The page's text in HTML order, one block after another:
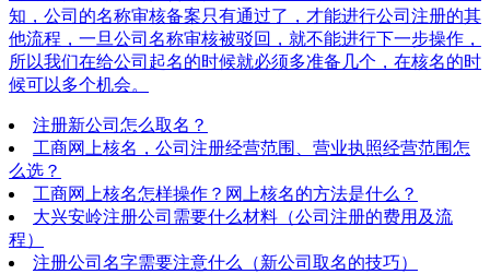
知，公司的名称审核备案只有通过了，才能进行公司注册的其
他流程，一旦公司名称审核被驳回，就不能进行下一步操作，
所以我们在给公司起名的时候就必须多准备几个，在核名的时
候可以多个机会。
注册新公司怎么取名？
工商网上核名，公司注册经营范围、营业执照经营范围怎
么选？
工商网上核名怎样操作？网上核名的方法是什么？
大兴安岭注册公司需要什么材料（公司注册的费用及流
程）
注册公司名字需要注意什么（新公司取名的技巧）